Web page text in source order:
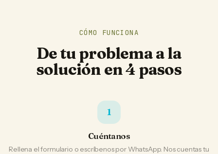
CÓMO FUNCIONA
De tu problema a la
solución en 4 pasos
1
Cuéntanos
Rellena el formulario o escríbenos por WhatsApp. Nos cuentas tu